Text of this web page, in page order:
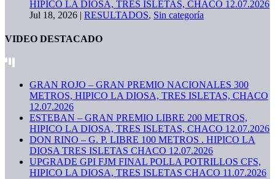
HIPICO LA DIOSA, TRES ISLETAS, CHACO 12.07.2026
Jul 18, 2026 | RESULTADOS, Sin categoría
VIDEO DESTACADO
GRAN ROJO – GRAN PREMIO NACIONALES 300
METROS, HIPICO LA DIOSA, TRES ISLETAS, CHACO
12.07.2026
ESTEBAN – GRAN PREMIO LIBRE 200 METROS,
HIPICO LA DIOSA, TRES ISLETAS, CHACO 12.07.2026
DON RINO – G. P. LIBRE 100 METROS . HIPICO LA
DIOSA TRES ISLETAS CHACO 12.07.2026
UPGRADE GPI FJM FINAL POLLA POTRILLOS CFS,
HIPICO LA DIOSA, TRES ISLETAS CHACO 11.07.2026